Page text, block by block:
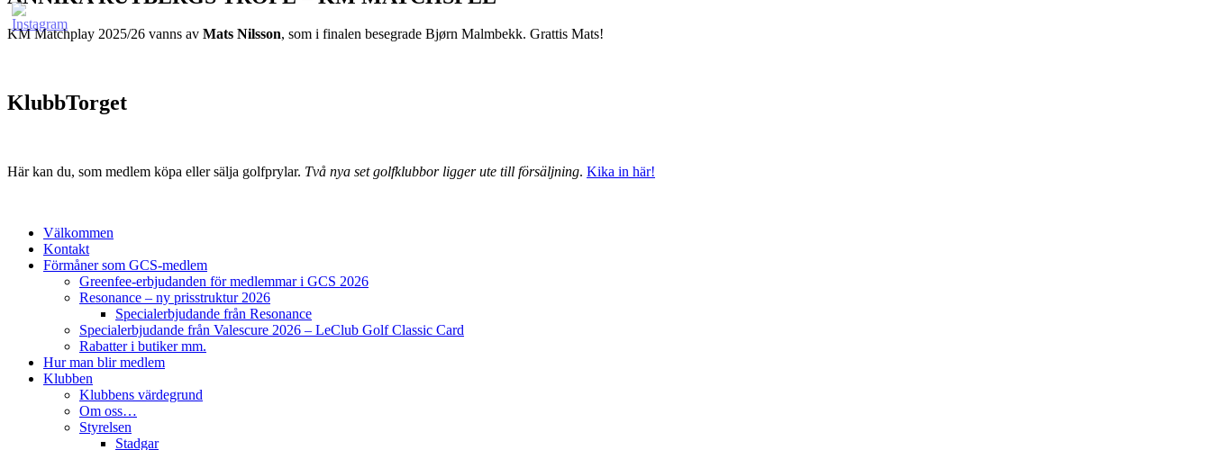
KM Matchplay 2025/26 vanns av Mats Nilsson, som i finalen besegrade Bjørn Malmbekk. Grattis Mats!
KlubbTorget
Här kan du, som medlem köpa eller sälja golfprylar. Två nya set golfklubbor ligger ute till försäljning. Kika in här!
Välkommen
Kontakt
Förmåner som GCS-medlem
Greenfee-erbjudanden för medlemmar i GCS 2026
Resonance – ny prisstruktur 2026
Specialerbjudande från Resonance
Specialerbjudande från Valescure 2026 – LeClub Golf Classic Card
Rabatter i butiker mm.
Hur man blir medlem
Klubben
Klubbens värdegrund
Om oss…
Styrelsen
Stadgar